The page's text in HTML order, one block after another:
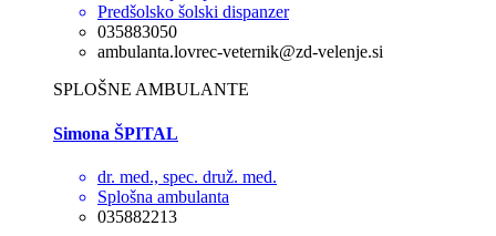
Predšolsko šolski dispanzer
035883050
ambulanta.lovrec-veternik@zd-velenje.si
SPLOŠNE AMBULANTE
Simona ŠPITAL
dr. med., spec. druž. med.
Splošna ambulanta
035882213